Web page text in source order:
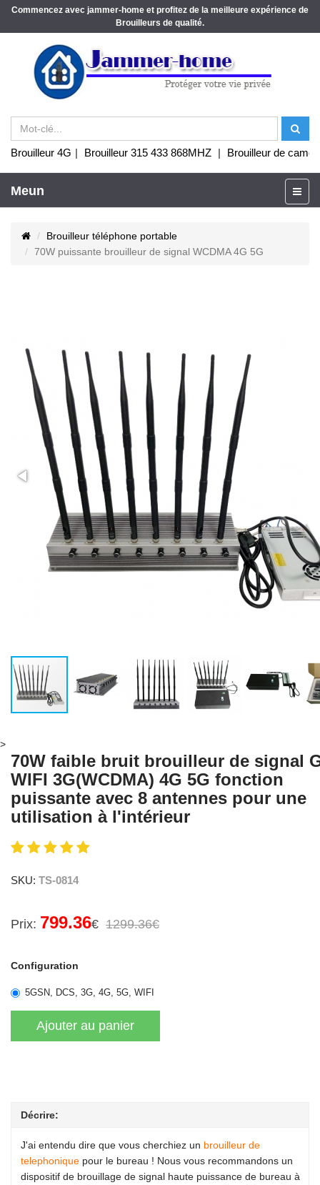
Commencez avec jammer-home et profitez de la meilleure expérience de
Brouilleurs de qualité.
Brouilleur 4G | Brouilleur 315 433 868MHZ | Brouilleur de
Meun
Brouilleur téléphone portable
70W puissante brouilleur de signal WCDMA 4G 5G
>
70W faible bruit brouilleur de signal
WIFI 3G(WCDMA) 4G 5G fonction
puissante avec 8 antennes pour une
utilisation à l'intérieur
SKU: TS-0814
Prix: 799.36€ 1299.36€
Configuration
5GSN, DCS, 3G, 4G, 5G, WIFI
Décrire:
J'ai entendu dire que vous cherchiez un brouilleur de
telephoniquepour le bureau ! Nous vous recommandons un
dispositif de brouillage de signal haute puissance de bureau à